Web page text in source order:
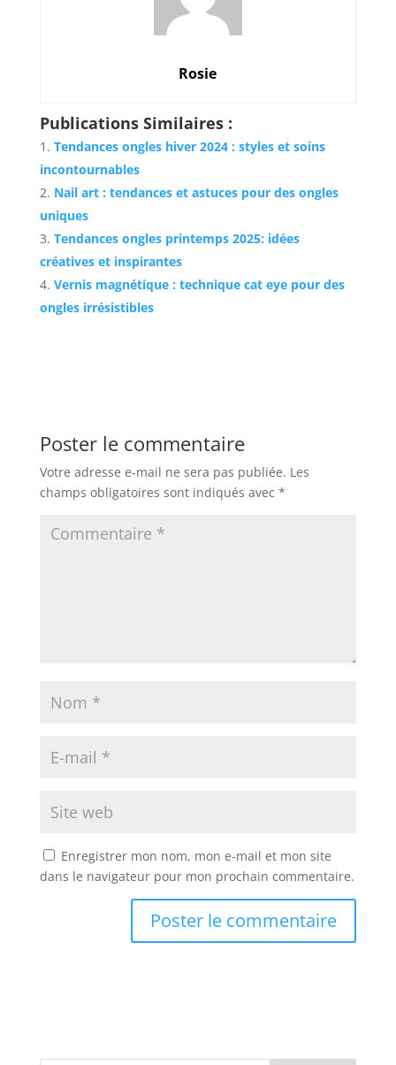
Rosie
Publications Similaires :
Tendances ongles hiver 2024 : styles et soins
incontournables
Nail art : tendances et astuces pour des ongles
uniques
Tendances ongles printemps 2025: idées
créatives et inspirantes
Vernis magnétique : technique cat eye pour des
ongles irrésistibles
Poster le commentaire
Votre adresse e-mail ne sera pas publiée. Les
champs obligatoires sont indiqués avec *
Enregistrer mon nom, mon e-mail et mon site
dans le navigateur pour mon prochain commentaire.